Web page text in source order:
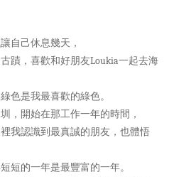
自己休息幾天，
蹟，喜歡和好朋友Loukia一起去海
色是我最喜歡的綠色。
，開始在那工作一年的時間，
我認識到最真誠的朋友，也體悟
短的一年是最豐富的一年。